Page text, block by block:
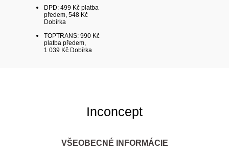
DPD: 499 Kč platba
předem, 548 Kč
Dobírka
TOPTRANS: 990 Kč
platba předem,
1 039 Kč Dobírka
Inconcept
VŠEOBECNÉ INFORMÁCIE